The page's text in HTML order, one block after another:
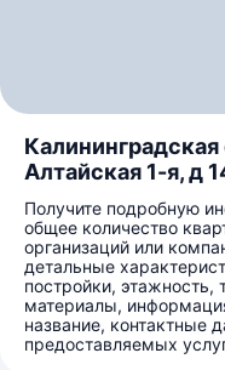
Калининградская
Алтайская 1-я, д
Получите подробную
общее количество
организаций или
детальные
постройки, этажность,
материалы,
название, контактные
предоставляемых